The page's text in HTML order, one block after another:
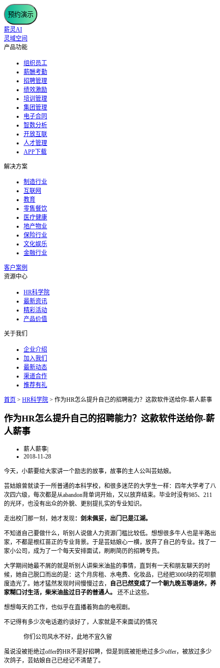
预约演示
薪灵AI
灵域空间
产品功能
组织员工
薪酬考勤
招聘管理
绩效激励
培训管理
集团管理
电子合同
智数分析
开放互联
人才管理
APP下载
解决方案
制造行业
互联网
教育
零售餐饮
医疗健康
地产物业
保险行业
文化娱乐
金融行业
客户案例
资源中心
HR科学院
最新资讯
精彩活动
产品价值
关于我们
企业介绍
加入我们
最新动态
渠道合作
推荐有礼
首页 > HR科学院 > 作为HR怎么提升自己的招聘能力？这款软件送给你-薪人薪事
作为HR怎么提升自己的招聘能力？这款软件送给你-薪
人薪事
薪人薪事|
2018-11-28
今天，小薪要给大家讲一个励志的故事，故事的主人公叫芸姑娘。
芸姑娘曾就读于一所普通的本科学校，和很多迷茫的大学生一样：四年大学考了八
次四六级，每次都是从abandon背单词开始，又以放弃结束。毕业时没有985、211
的光环，也没有出众的外貌、更别提扎实的专业知识。
走出校门那一刻，她才发现：剑未佩妥，出门已是江湖。
不知道自己要做什么，听别人说做人力资源门槛比较低。想想很多牛人也是半路出
家，不都是根红苗正的专业背景。于是芸姑娘心一横，放弃了自己的专业。找了一
家小公司，成为了一个每天安排面试，刷刷简历的招聘专员。
大学期间她最不屑的就是听别人讲柴米油盐的事情，直到有一天和朋友聊天的时
候，她自己脱口而出的是：这个月房租、水电费、化妆品，已经把3000块的花呗额
度造光了。她才猛然发现时间慢慢过去，
自己已然变成了一个朝九晚五等退休，养
家糊口讨生活，柴米油盐过日子的普通人。
还不止这些。
想想每天的工作，也似乎在直播着狗血的电视剧。
不记得有多少次电话邀约谈好了，人家就是不来面试的情况
你们公司风水不好，此地不宜久留
虽说没被拒绝过offer的HR不是好招聘，但是到底被拒绝过多少offer，被放过多少
次鸽子，芸姑娘自己已经记不清楚了。